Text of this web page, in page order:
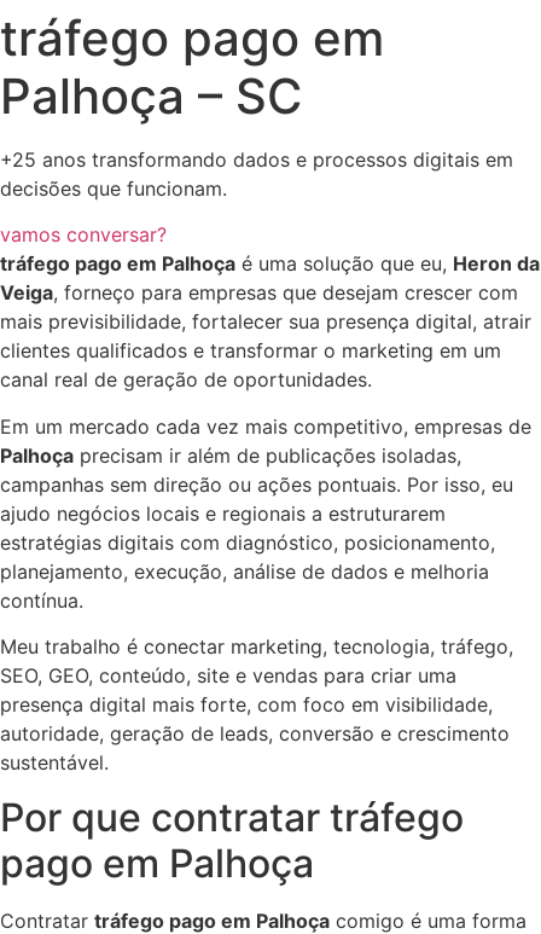
tráfego pago em
Palhoça – SC
+25 anos transformando dados e processos digitais em
decisões que funcionam.
vamos conversar?
tráfego pago em Palhoça é uma solução que eu, Heron da
Veiga, forneço para empresas que desejam crescer com
mais previsibilidade, fortalecer sua presença digital, atrair
clientes qualificados e transformar o marketing em um
canal real de geração de oportunidades.
Em um mercado cada vez mais competitivo, empresas de
Palhoça precisam ir além de publicações isoladas,
campanhas sem direção ou ações pontuais. Por isso, eu
ajudo negócios locais e regionais a estruturarem
estratégias digitais com diagnóstico, posicionamento,
planejamento, execução, análise de dados e melhoria
contínua.
Meu trabalho é conectar marketing, tecnologia, tráfego,
SEO, GEO, conteúdo, site e vendas para criar uma
presença digital mais forte, com foco em visibilidade,
autoridade, geração de leads, conversão e crescimento
sustentável.
Por que contratar tráfego
pago em Palhoça
Contratar tráfego pago em Palhoça comigo é uma forma